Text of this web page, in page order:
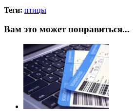
Теги: птицы
Вам это может понравиться...